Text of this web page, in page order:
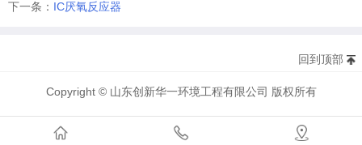
下一条： IC厌氧反应器
回到顶部
Copyright © 山东创新华一环境工程有限公司 版权所有